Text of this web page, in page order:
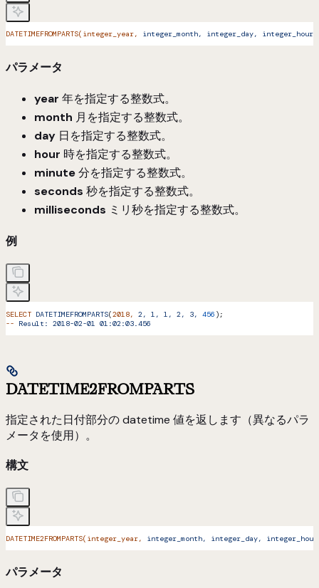
DATETIMEFROMPARTS(integer_year, integer_month, integer_day, integer_hour,
パラメータ
year 年を指定する整数式。
month 月を指定する整数式。
day 日を指定する整数式。
hour 時を指定する整数式。
minute分を指定する整数式。
seconds 秒を指定する整数式。
milliseconds ミリ秒を指定する整数式。
例
SELECT DATETIMEFROMPARTS(2018, 2, 1, 1, 2, 3, 456 );
-- Result: 2018-02-01 01:02:03.456
DATETIME2FROMPARTS
指定された日付部分の datetime 値を返します（異なるパラ
メータを使用）。
構文
DATETIME2FROMPARTS(integer_year, integer_month, integer_day,
パラメータ